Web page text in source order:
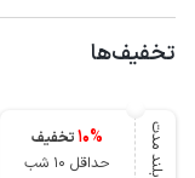
تخفیف‌ها
بلند مدت 10%
تخفیف
حداقل 10 شب